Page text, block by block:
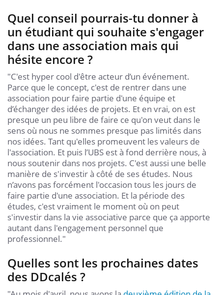
Quel conseil pourrais-tu donner à
un étudiant qui souhaite s'engager
dans une association mais qui
hésite encore ?
"C'est hyper cool d'être acteur d’un événement.
Parce que le concept, c'est de rentrer dans une
association pour faire partie d'une équipe et
d’échanger des idées de projets. Et en vrai, on est
presque un peu libre de faire ce qu'on veut dans le
sens où nous ne sommes presque pas limités dans
nos idées. Tant qu'elles promeuvent les valeurs de
l'association. Et puis l’UBS est à fond derrière nous, à
nous soutenir dans nos projets. C'est aussi une belle
manière de s'investir à côté de ses études. Nous
n’avons pas forcément l'occasion tous les jours de
faire partie d'une association. Et la période des
études, c'est vraiment le moment où on peut
s'investir dans la vie associative parce que ça apporte
autant dans l'engagement personnel que
professionnel."
Quelles sont les prochaines dates
des DDcalés ?